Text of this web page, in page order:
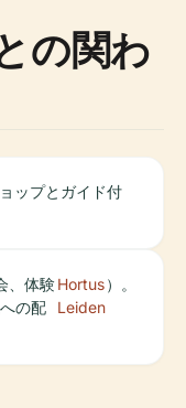
の関わ
ップとガイド付
、体験
の配
Hortus
Leiden
）。